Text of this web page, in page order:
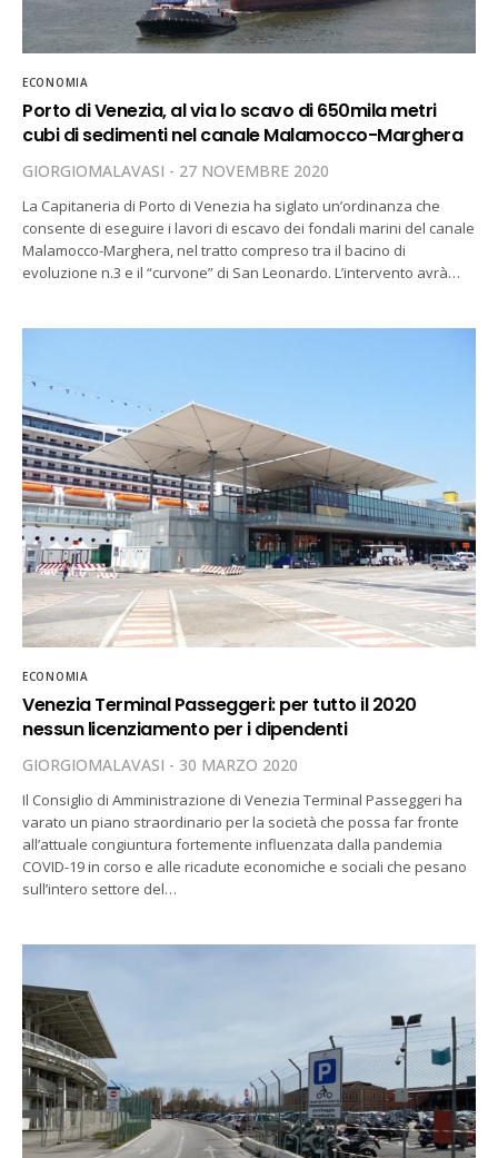
ECONOMIA
Porto di Venezia, al via lo scavo di 650mila metri
cubi di sedimenti nel canale Malamocco-Marghera
GIORGIOMALAVASI 27 NOVEMBRE 2020
La Capitaneria di Porto di Venezia ha siglato un’ordinanza che
consente di eseguire i lavori di escavo dei fondali marini del canale
Malamocco-Marghera, nel tratto compreso tra il bacino di
evoluzione n.3 e il “curvone” di San Leonardo. L’intervento avrà…
ECONOMIA
Venezia Terminal Passeggeri: per tutto il 2020
nessun licenziamento per i dipendenti
GIORGIOMALAVASI 30 MARZO 2020
Il Consiglio di Amministrazione di Venezia Terminal Passeggeri ha
varato un piano straordinario per la società che possa far fronte
all’attuale congiuntura fortemente influenzata dalla pandemia
COVID-19 in corso e alle ricadute economiche e sociali che pesano
sull’intero settore del…